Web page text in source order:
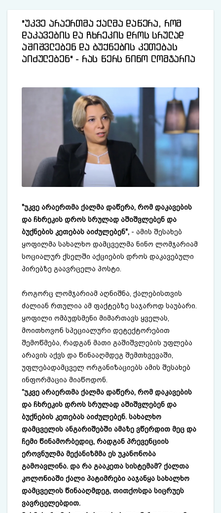
"უკვე არაერთმა ქალმა დაწერა, რომ
დაკავების და ჩხრეკის დროს სრულად
აშიშვლებენ და ბუქნების კეთებას
აიძულებენ" - რას წერს ნინო ლომჯარია
"უკვე არაერთმა ქალმა დაწერა, რომ დაკავების
და ჩხრეკის დროს სრულად აშიშვლებენ და
ბუქნების კეთებას აიძულებენ", - ამის შესახებ
ყოფილმა სახალხო დამცველმა ნინო ლომჯარიამ
სოციალურ ქსელში აქციების დროს დაკავებული
პირებზე გაავრცელა პოსტი.
როგორც ლომჯარიამ აღნიშნა, ქალებისთვის
ძალიან რთულია ამ ფაქტებზე საჯაროდ საუბარი.
ყოფილი ომბუდსმენი მიმართავს ყველას,
მოითხოვონ სპეციალური დეტექტორებით
შემოწმება, რადგან მათი გაშიშვლების უფლება
არავის აქვს და წინააღმდეგ შემთხვევაში,
უფლებადამცველ ორგანიზაციებს ამის შესახებ
ინფორმაცია მიაწოდონ.
“უკვე არაერთმა ქალმა დაწერა, რომ დაკავების
და ჩხრეკის დროს სრულად აშიშვლებენ და
ბუქნების კეთებას აიძულებენ. სახალხო
დამცველის ანგარიშებში ამაზე ვწერდით მეც და
ჩემი წინამორბედიც, რადგან პრევენციის
ეროვნულმა მექანიზმმა ეს უკანონობა
გამოავლინა. და რა გააკეთა სისტემამ? ქალთა
კოლონიაში ქალი პატიმრები ააჯანყა სახალხო
დამცველის წინააღმდეგ, თითქოსდა სიცრუეს
ვავრცელებდით.